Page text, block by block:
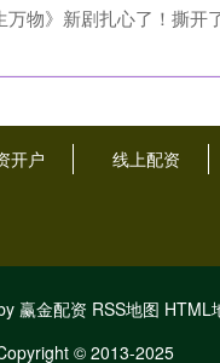
万物》新剧扎心了！撕开
开户 线上配资
赢金配资 RSS地图 HTML
© 2013-2025